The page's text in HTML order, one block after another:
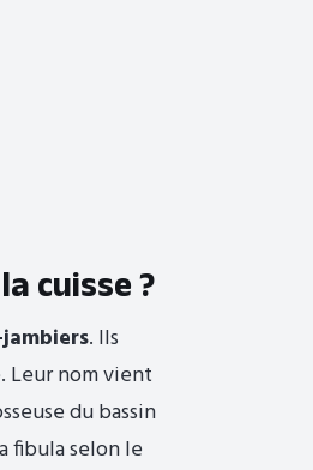
cuisse ?
. Ils
Leur nom vient
du bassin
fibula selon le